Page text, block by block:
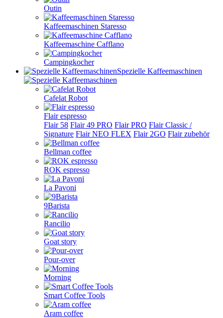
Outin
Kaffeemaschinen Staresso
Kaffeemaschine Cafflano
Campingkocher
Spezielle Kaffeemaschinen
Cafelat Robot
Flair espresso
Flair 58 Flair 49 PRO Flair PRO Flair Classic /
Signature Flair NEO FLEX Flair 2GO Flair zubehör
Bellman coffee
ROK espresso
La Pavoni
9Barista
Rancilio
Goat story
Pour-over
Morning
Smart Coffee Tools
Aram coffee